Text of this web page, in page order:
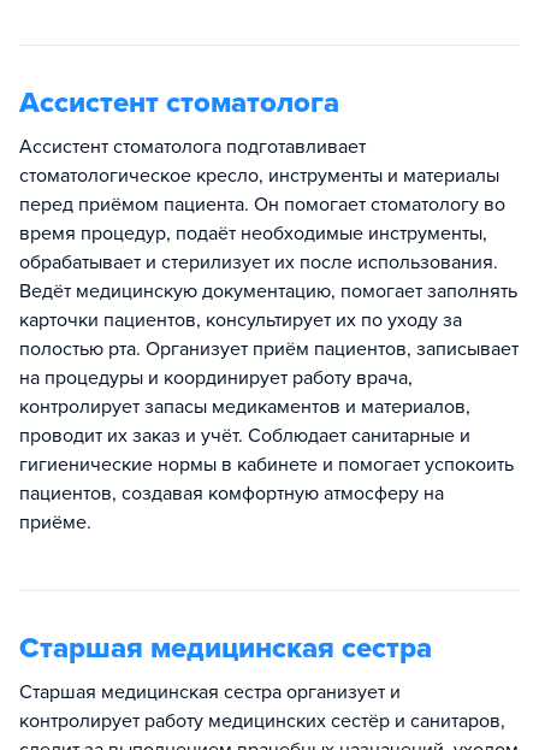
Ассистент стоматолога
Ассистент стоматолога подготавливает
стоматологическое кресло, инструменты и материалы
перед приёмом пациента. Он помогает стоматологу во
время процедур, подаёт необходимые инструменты,
обрабатывает и стерилизует их после использования.
Ведёт медицинскую документацию, помогает заполнять
карточки пациентов, консультирует их по уходу за
полостью рта. Организует приём пациентов, записывает
на процедуры и координирует работу врача,
контролирует запасы медикаментов и материалов,
проводит их заказ и учёт. Соблюдает санитарные и
гигиенические нормы в кабинете и помогает успокоить
пациентов, создавая комфортную атмосферу на
приёме.
Старшая медицинская сестра
Старшая медицинская сестра организует и
контролирует работу медицинских сестёр и санитаров,